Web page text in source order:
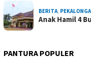
BERITA,
Anak Hamil 4
PANTURA POPULER